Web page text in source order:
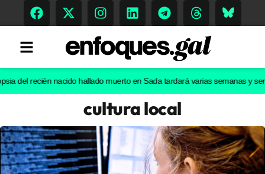
Memoria Histórica
recién nacido hallado muerto en Sada tardará varias semanas y será
cultura local